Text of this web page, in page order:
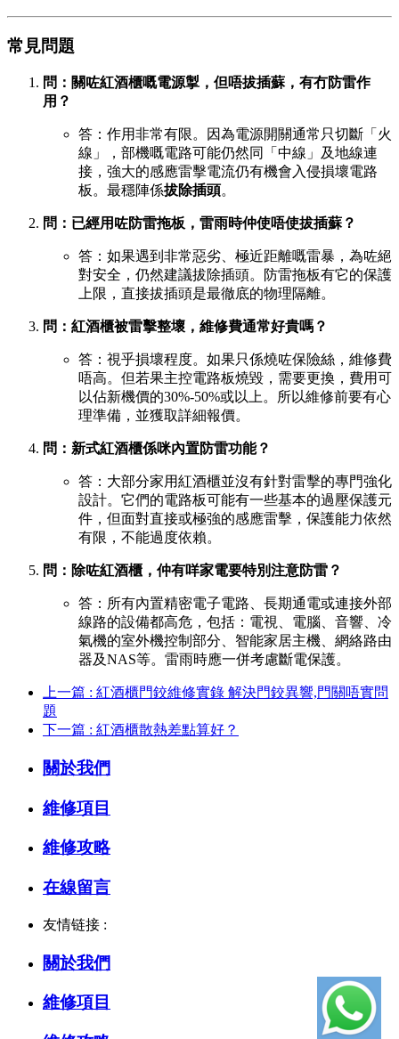
常見問題
問：關咗紅酒櫃嘅電源掣，但唔拔插蘇，有冇防雷作
用？
答：作用非常有限。因為電源開關通常只切斷「火
線」，部機嘅電路可能仍然同「中線」及地線連
接，強大的感應雷擊電流仍有機會入侵損壞電路
板。最穩陣係拔除插頭。
問：已經用咗防雷拖板，雷雨時仲使唔使拔插蘇？
答：如果遇到非常惡劣、極近距離嘅雷暴，為咗絕
對安全，仍然建議拔除插頭。防雷拖板有它的保護
上限，直接拔插頭是最徹底的物理隔離。
問：紅酒櫃被雷擊整壞，維修費通常好貴嗎？
答：視乎損壞程度。如果只係燒咗保險絲，維修費
唔高。但若果主控電路板燒毀，需要更換，費用可
以佔新機價的30%-50%或以上。所以維修前要有心
理準備，並獲取詳細報價。
問：新式紅酒櫃係咪內置防雷功能？
答：大部分家用紅酒櫃並沒有針對雷擊的專門強化
設計。它們的電路板可能有一些基本的過壓保護元
件，但面對直接或極強的感應雷擊，保護能力依然
有限，不能過度依賴。
問：除咗紅酒櫃，仲有咩家電要特別注意防雷？
答：所有內置精密電子電路、長期通電或連接外部
線路的設備都高危，包括：電視、電腦、音響、冷
氣機的室外機控制部分、智能家居主機、網絡路由
器及NAS等。雷雨時應一併考慮斷電保護。
上一篇 : 紅酒櫃門鉸維修實錄 解決門鉸異響,門關唔實問
題
下一篇 : 紅酒櫃散熱差點算好？
關於我們
維修項目
維修攻略
在線留言
友情链接 :
關於我們
維修項目